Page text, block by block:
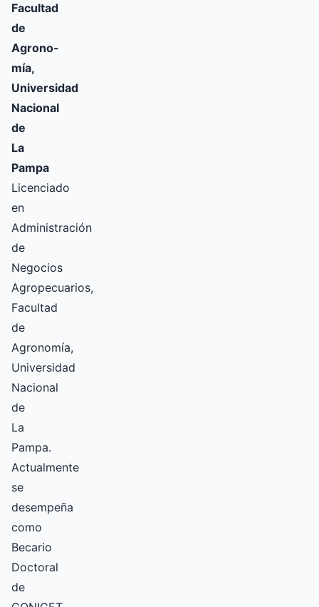
Facultad
de
Agrono-
mía,
Universidad
Nacional
de
La
Pampa
Licenciado
en
Administración
de
Negocios
Agropecuarios,
Facultad
de
Agronomía,
Universidad
Nacional
de
La
Pampa.
Actualmente
se
desempeña
como
Becario
Doctoral
de